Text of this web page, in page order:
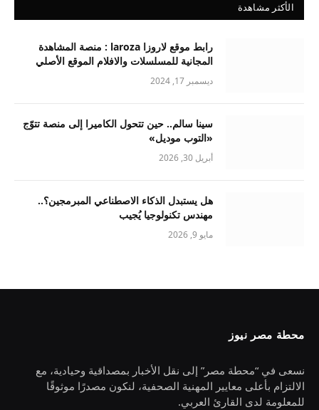
الأكثر مشاهدة
رابط موقع لاروزا laroza : منصة المشاهدة
المجانية للمسلسلات والافلام الموقع الأصلي
ديسمبر 17, 2024
سينا سالم.. حين تتحول الكاميرا إلى منصة تتوّج
«التوب موديل»
أبريل 30, 2026
هل يستبدل الذكاء الاصطناعي المبرمجين؟..
مهندس تكنولوجيا يُجيب
مايو 9, 2026
محطة مصر نيوز
نسعى في “محطة مصر” إلى نقل الأخبار بمصداقية وحيادية، مع
الالتزام بأعلى معايير المهنية الصحفية، لنكون مصدرًا موثوقًا
للمعلومة لدى القارئ العربي.